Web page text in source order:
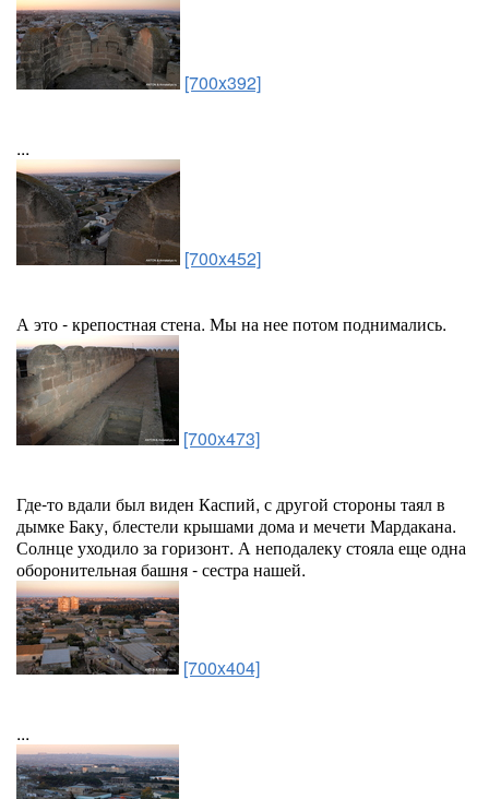
[700x392]
...
[700x452]
А это - крепостная стена. Мы на нее потом поднимались.
[700x473]
Где-то вдали был виден Каспий, с другой стороны таял в
дымке Баку, блестели крышами дома и мечети Мардакана.
Солнце уходило за горизонт. А неподалеку стояла еще одна
оборонительная башня - сестра нашей.
[700x404]
...